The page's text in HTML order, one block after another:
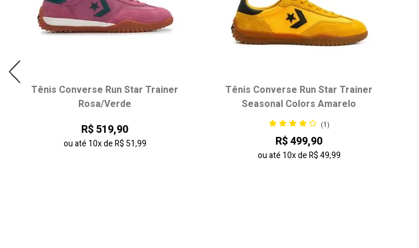
Tênis Converse Run Star Trainer
Rosa/Verde
R$ 519,90
ou até 10xdeR$ 51,99
Tênis Converse Run Star Trainer
Seasonal Colors Amarelo
(1)
R$ 499,90
ou até 10xdeR$ 49,99